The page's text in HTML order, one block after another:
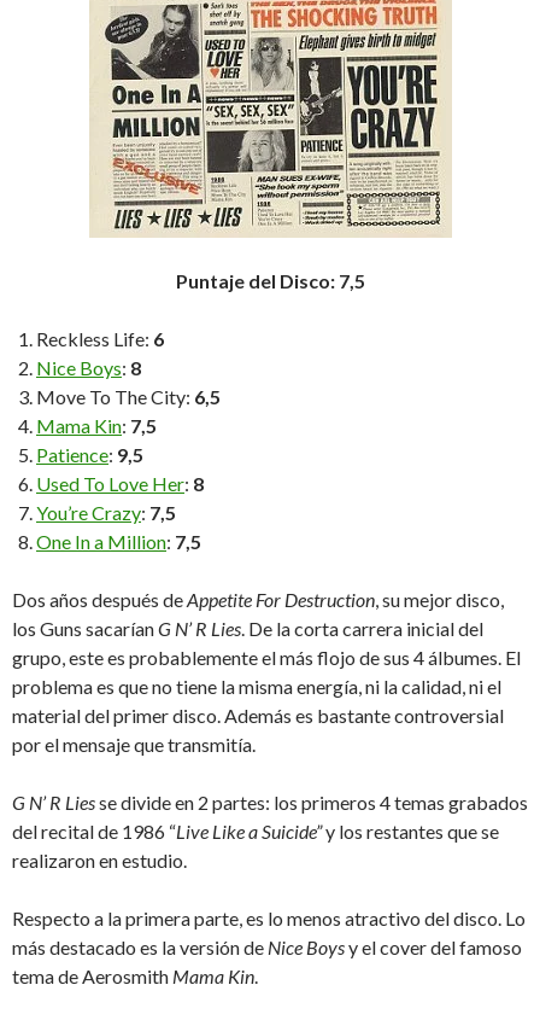
Puntaje del Disco: 7,5
Reckless Life: 6
Nice Boys: 8
Move To The City: 6,5
Mama Kin: 7,5
Patience: 9,5
Used To Love Her: 8
You’re Crazy: 7,5
One In a Million: 7,5
Dos años después deAppetite For Destruction, su mejor disco,
los Guns sacaríanG N’ R Lies. De la corta carrera inicial del
grupo, este es probablemente el más flojo de sus 4 álbumes. El
problema es que no tiene la misma energía, ni la calidad, ni el
material del primer disco. Además es bastante controversial
por el mensaje que transmitía.
G N’ R Liesse divide en 2 partes: los primeros 4 temas grabados
del recital de 1986 “Live Like a Suicide”y los restantes que se
realizaron en estudio.
Respecto a la primera parte, es lo menos atractivo del disco. Lo
más destacado es la versión de Nice Boysy el cover del famoso
tema de Aerosmith Mama Kin.